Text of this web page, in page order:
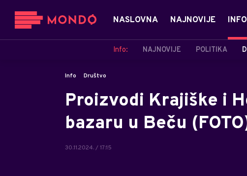
NASLOVNA NAJNOVIJE INFO
Info: NAJNOVIJE POLITIKA
Info Društvo
Proizvodi Krajiške i
bazaru u Beču
30.11.2024. / 17:15